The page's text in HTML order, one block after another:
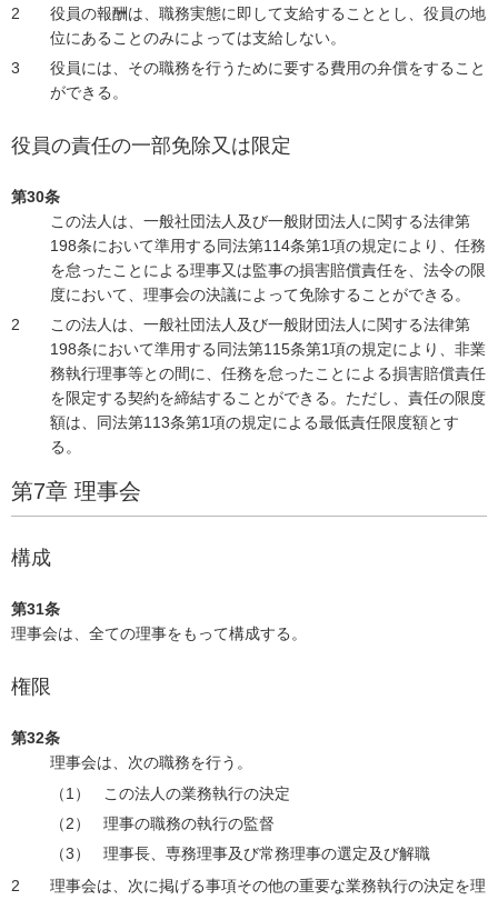
役員の報酬は、職務実態に即して支給することとし、役員の地
位にあることのみによっては支給しない。
役員には、その職務を行うために要する費用の弁償をすること
ができる。
役員の責任の一部免除又は限定
第30条
この法人は、一般社団法人及び一般財団法人に関する法律第
198条において準用する同法第114条第1項の規定により、任務
を怠ったことによる理事又は監事の損害賠償責任を、法令の限
度において、理事会の決議によって免除することができる。
この法人は、一般社団法人及び一般財団法人に関する法律第
198条において準用する同法第115条第1項の規定により、非業
務執行理事等との間に、任務を怠ったことによる損害賠償責任
を限定する契約を締結することができる。ただし、責任の限度
額は、同法第113条第1項の規定による最低責任限度額とす
る。
第7章 理事会
構成
第31条
理事会は、全ての理事をもって構成する。
権限
第32条
理事会は、次の職務を行う。
この法人の業務執行の決定
理事の職務の執行の監督
理事長、専務理事及び常務理事の選定及び解職
理事会は、次に掲げる事項その他の重要な業務執行の決定を理